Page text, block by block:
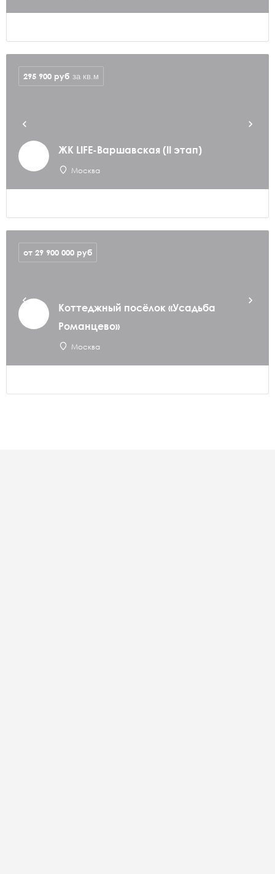
ЖК LIFE-Варшавская (II этап)
Москва
295 900 руб за кв.м
Коттеджный посёлок «Усадьба
Романцево»
Москва
от 29 900 000 руб